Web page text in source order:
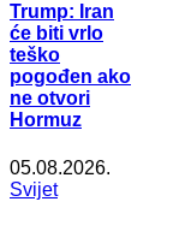
Trump: Iran
će biti vrlo
teško
pogođen ako
ne otvori
Hormuz
05.08.2026.
Svijet